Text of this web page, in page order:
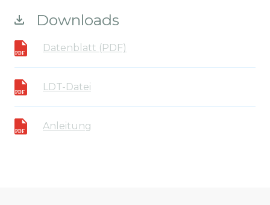
Downloads
Datenblatt (PDF)
LDT-Datei
Anleitung